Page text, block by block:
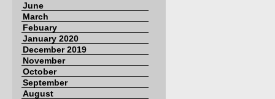
June
March
Febuary
January 2020
December 2019
November
October
September
August